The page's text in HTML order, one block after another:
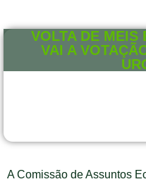
VOLTA DE MEIS
VAI A
A Comissão de Assuntos